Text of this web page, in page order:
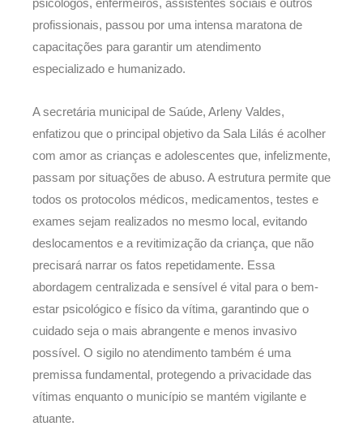
psicólogos, enfermeiros, assistentes sociais e outros
profissionais, passou por uma intensa maratona de
capacitações para garantir um atendimento
especializado e humanizado.
A secretária municipal de Saúde, Arleny Valdes,
enfatizou que o principal objetivo da Sala Lilás é acolher
com amor as crianças e adolescentes que, infelizmente,
passam por situações de abuso. A estrutura permite que
todos os protocolos médicos, medicamentos, testes e
exames sejam realizados no mesmo local, evitando
deslocamentos e a revitimização da criança, que não
precisará narrar os fatos repetidamente. Essa
abordagem centralizada e sensível é vital para o bem-
estar psicológico e físico da vítima, garantindo que o
cuidado seja o mais abrangente e menos invasivo
possível. O sigilo no atendimento também é uma
premissa fundamental, protegendo a privacidade das
vítimas enquanto o município se mantém vigilante e
atuante.